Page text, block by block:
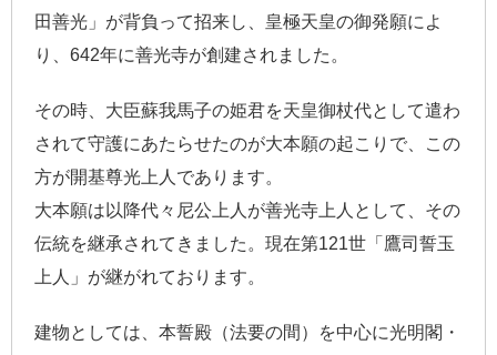
田善光」が背負って招来し、皇極天皇の御発願によ
り、642年に善光寺が創建されました。
その時、大臣蘇我馬子の姫君を天皇御杖代として遣わ
されて守護にあたらせたのが大本願の起こりで、この
方が開基尊光上人であります。
大本願は以降代々尼公上人が善光寺上人として、その
伝統を継承されてきました。現在第121世「鷹司誓玉
上人」が継がれております。
建物としては、本誓殿（法要の間）を中心に光明閣・